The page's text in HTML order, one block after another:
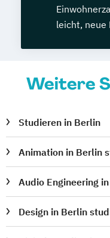
leicht, neue
Weitere
Studieren in Berlin
Animation in Berlin
Audio Engineering
Design in Berlin